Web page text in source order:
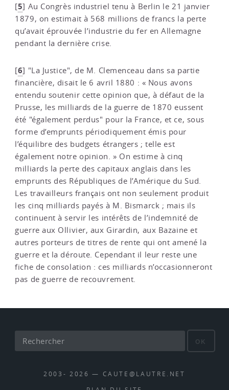
[5] Au Congrès industriel tenu à Berlin le 21 janvier
1879, on estimait à 568 millions de francs la perte
qu’avait éprouvée l’industrie du fer en Allemagne
pendant la dernière crise.
[6] "La Justice", de M. Clemenceau dans sa partie
financière, disait le 6 avril 1880 : « Nous avons
entendu soutenir cette opinion que, à défaut de la
Prusse, les milliards de la guerre de 1870 eussent
été "également perdus" pour la France, et ce, sous
forme d’emprunts périodiquement émis pour
l’équilibre des budgets étrangers ; telle est
également notre opinion. » On estime à cinq
milliards la perte des capitaux anglais dans les
emprunts des Républiques de l’Amérique du Sud.
Les travailleurs français ont non seulement produit
les cinq milliards payés à M. Bismarck ; mais ils
continuent à servir les intérêts de l’indemnité de
guerre aux Ollivier, aux Girardin, aux Bazaine et
autres porteurs de titres de rente qui ont amené la
guerre et la déroute. Cependant il leur reste une
fiche de consolation : ces milliards n’occasionneront
pas de guerre de recouvrement.
OK
2003- 2026 — CAUTE@LAUTRE.NET